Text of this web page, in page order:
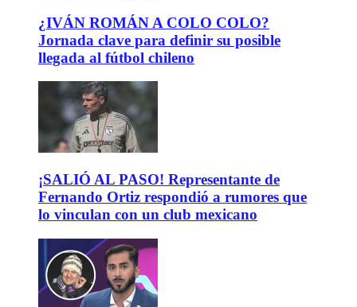
¿IVÁN ROMÁN A COLO COLO?
Jornada clave para definir su posible
llegada al fútbol chileno
¡SALIÓ AL PASO! Representante de
Fernando Ortiz respondió a rumores que
lo vinculan con un club mexicano